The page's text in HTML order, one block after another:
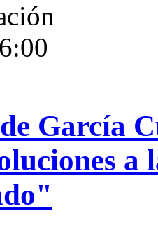
García